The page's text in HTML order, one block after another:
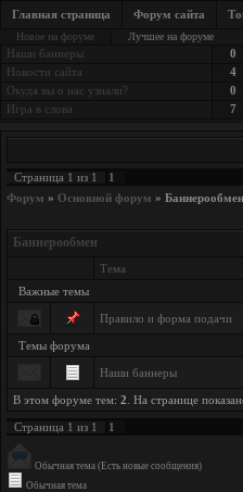
Главная страница Форум сайта
Новое на форуме Лучшее на форуме
Наши баннеры
0
Новости сайта
4
Окуда вы о нас узнали?
0
Игра в слова
7
Страница 1 из 1 1
Форум » Основной форум » Баннерообмен
Баннерообмен
Тема
Важные темы
Правило и форма подачи
Темы форума
Наши баннеры
В этом форуме тем: 2 . На странице
Страница 1 из 1 1
Обычная тема (Есть новые сообщения)
Обычная тема